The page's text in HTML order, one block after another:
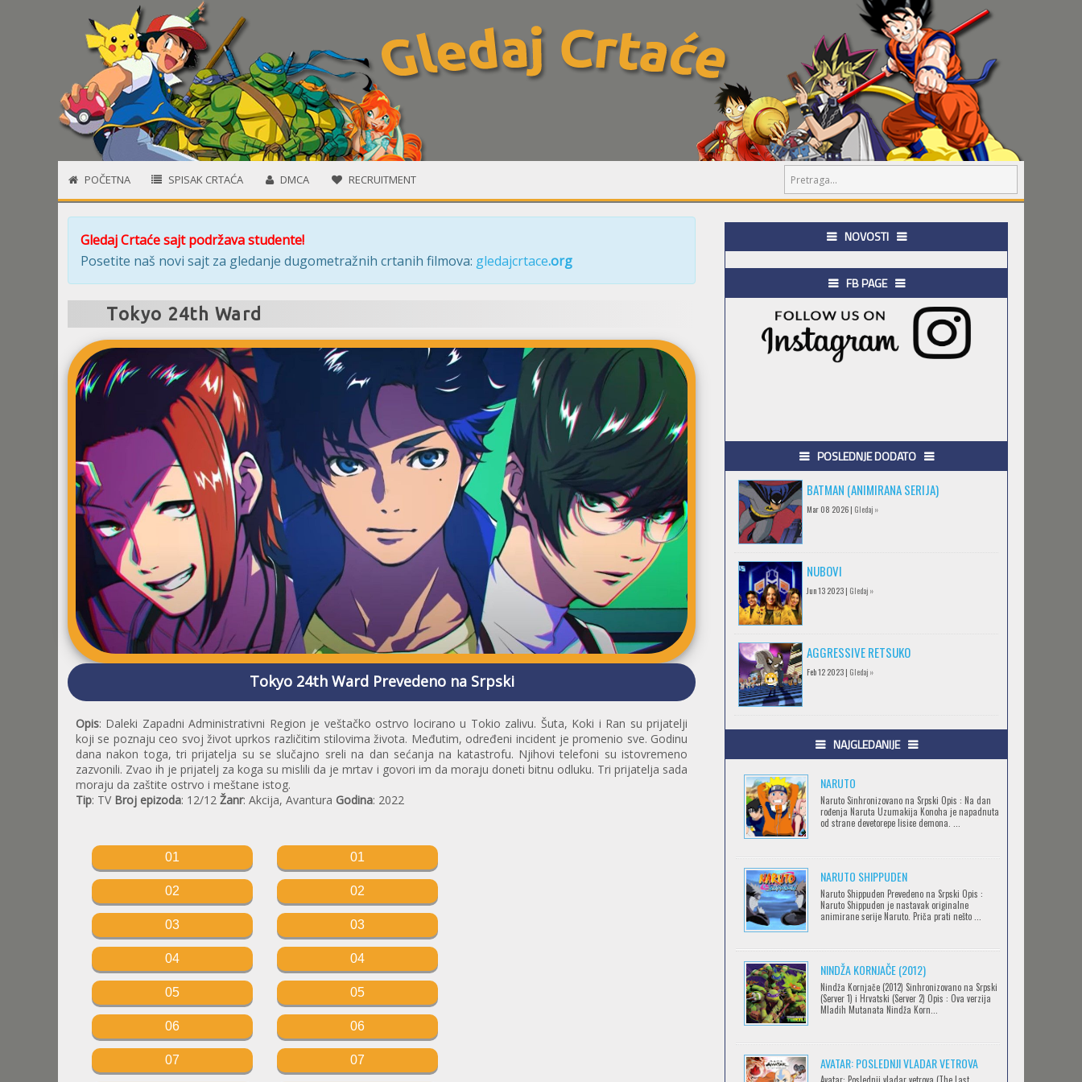
POČETNA SPISAK CRTAĆA DMCA RECRUITMENT
Gledaj Crtaće sajt podržava studente!
Posetite naš novi sajt za gledanje dugometražnih crtanih filmova: gledajcrtace.org
Tokyo 24th Ward
Tokyo 24th Ward Prevedeno na Srpski
Opis: Daleki Zapadni Administrativni Region je veštačko ostrvo locirano u Tokio zalivu. Šuta, Koki i Ran su prijatelji
koji se poznaju ceo svoj život uprkos različitim stilovima života. Međutim, određeni incident je promenio sve. Godinu
dana nakon toga, tri prijatelja su se slučajno sreli na dan sećanja na katastrofu. Njihovi telefoni su istovremeno
zazvonili. Zvao ih je prijatelj za koga su mislili da je mrtav i govori im da moraju doneti bitnu odluku. Tri prijatelja sada
moraju da zaštite ostrvo i meštane istog.
Tip: TV Broj epizoda: 12/12 Žanr: Akcija, Avantura Godina: 2022
01
02
03
04
05
06
07
01
02
03
04
05
06
07
NOVOSTI
FB PAGE
POSLEDNJE DODATO
BATMAN (ANIMIRANA SERIJA)
Mar 08 2026 | Gledaj »
NUBOVI
Jun 13 2023 | Gledaj »
AGGRESSIVE RETSUKO
Feb 12 2023 | Gledaj »
.HACK//GIFT
Feb 12 2023 |Gledaj »
.HACK//LIMINALITY
SOVA I EKIPA
Feb 12 2023 |Gledaj »
BLOODIVORES
Feb 12 2023 |Gledaj »
AVANTURE KIDA OPASNOST
Feb 12 2023 |Gledaj »
NAJGLEDANIJE
NARUTO
Naruto Sinhronizovano na Srpski Opis : Na dan
rođenja Naruta Uzumakija Konoha je napadnuta
od strane devetorepe lisice demona. ...
NARUTO SHIPPUDEN
Naruto Shippuden Prevedeno na Srpski Opis :
Naruto Shippuden je nastavak originalne
animirane serije Naruto. Priča prati nešto ...
NINDŽA KORNJAČE (2012)
Nindža Kornjače (2012) Sinhronizovano na Srpski
(Server 1) i Hrvatski (Server 2) Opis : Ova verzija
Mladih Mutanata Nindža Korn...
AVATAR: POSLEDNJI VLADAR VETROVA